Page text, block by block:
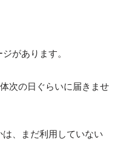
があります。
次の日ぐらいに届きませ
、まだ利用していない